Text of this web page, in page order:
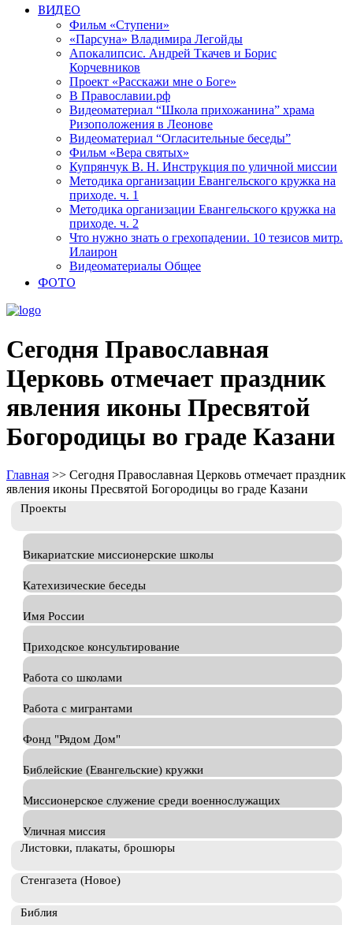
ВИДЕО
Фильм «Ступени»
«Парсуна» Владимира Легойды
Апокалипсис. Андрей Ткачев и Борис
Корчевников
Проект «Расскажи мне о Боге»
В Православии.рф
Видеоматериал “Школа прихожанина” храма
Ризоположения в Леонове
Видеоматериал “Огласительные беседы”
Фильм «Вера святых»
Купрянчук В. Н. Инструкция по уличной миссии
Методика организации Евангельского кружка на
приходе. ч. 1
Методика организации Евангельского кружка на
приходе. ч. 2
Что нужно знать о грехопадении. 10 тезисов митр.
Илаирон
Видеоматериалы Общее
ФОТО
Сегодня Православная
Церковь отмечает праздник
явления иконы Пресвятой
Богородицы во граде Казани
Главная >> Сегодня Православная Церковь отмечает праздник
явления иконы Пресвятой Богородицы во граде Казани
Проекты
Викариатские миссионерские школы
Катехизические беседы
Имя России
Приходское консультирование
Работа со школами
Работа с мигрантами
Фонд "Рядом Дом"
Библейские (Евангельские) кружки
Миссионерское служение среди военнослужащих
Уличная миссия
Листовки, плакаты, брошюры
Стенгазета (Новое)
Библия